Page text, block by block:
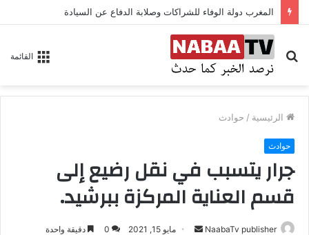
المغرب دولة الوفاء للشراكات وصلابة الدفاع عن السيادة
القائمة
بحث
عن
الرئيسية / حوادث
حوادث
جرار يتسبب في نقل رضيع إلى
قسم العناية المركزة ببرشيد.
NaabaTv publisher مايو 15, 2021 0 دقيقة واحدة